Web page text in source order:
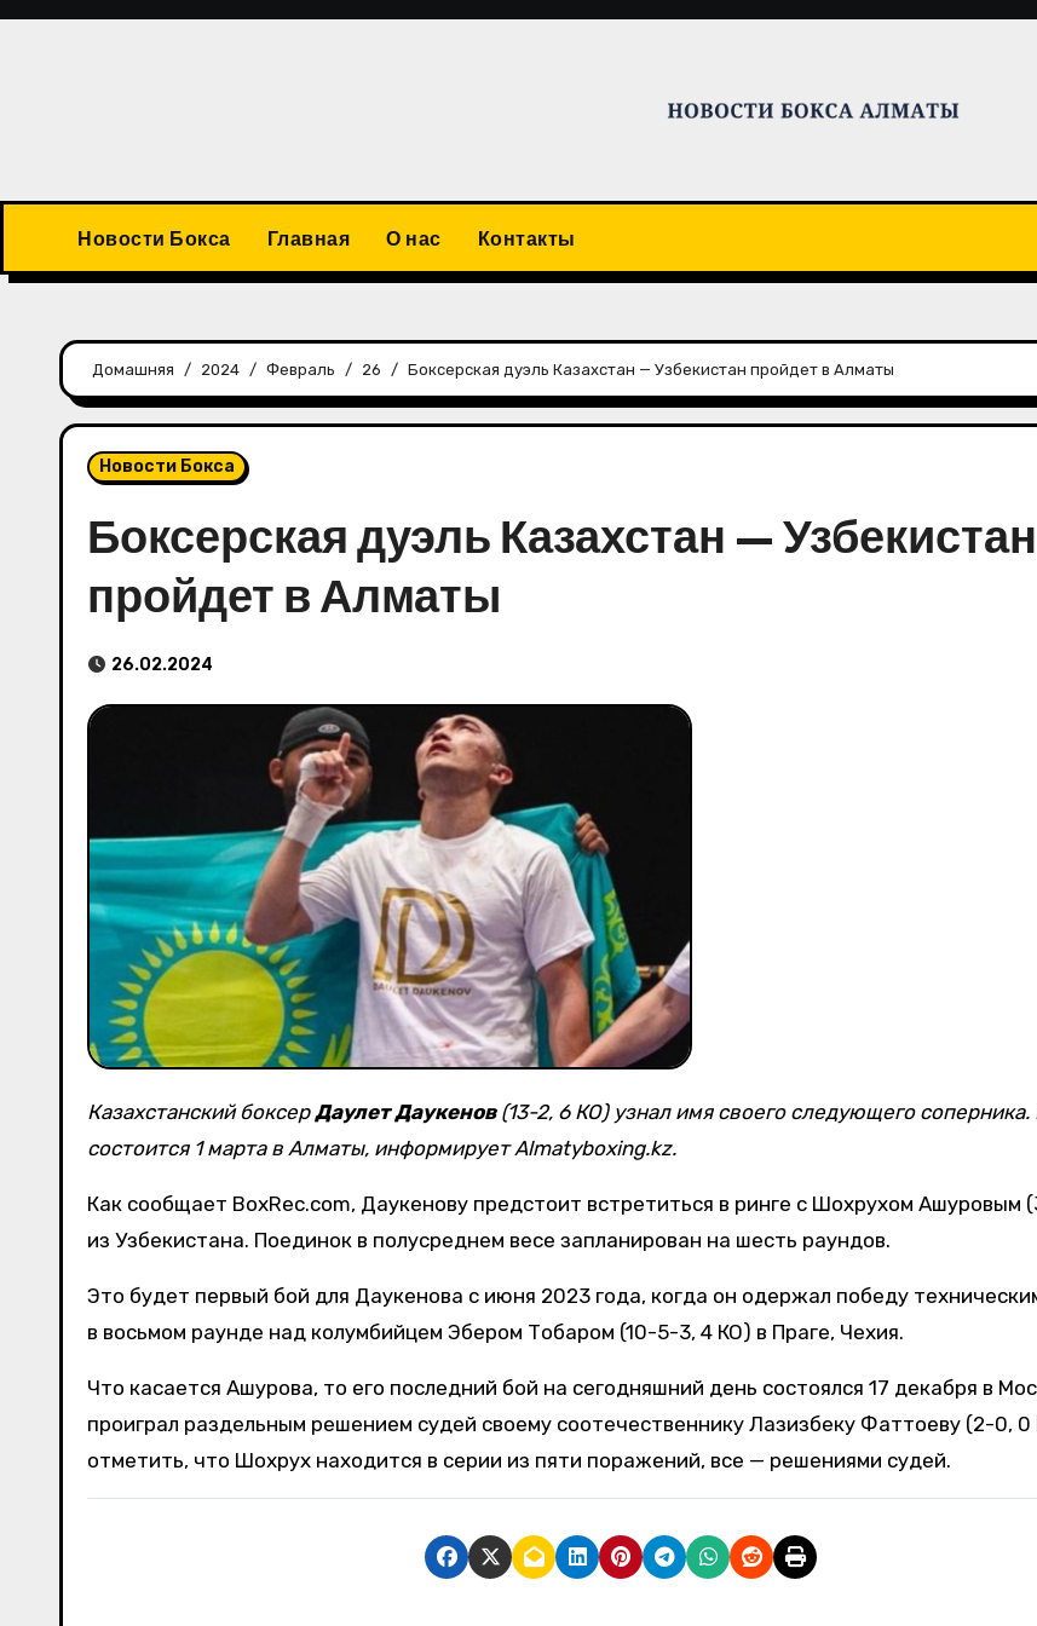
Перейти
Новости Бокса Главная О нас Контакты
Домашняя 2024 Февраль 26 Боксерская дуэль Казахстан — Узбекистан пройдет в Алматы
Новости Бокса
Боксерская дуэль Казахстан — Узбекистан
пройдет в Алматы
26.02.2024
Казахстанский боксерДаулет Даукенов(13-2, 6 КО) узнал имя своего следующего соперника.
состоится 1 марта в Алматы, информирует Almatyboxing.kz.
Как сообщает BoxRec.com, Даукенову предстоит встретиться в ринге с Шохрухом Ашуровым
из Узбекистана. Поединок в полусреднем весе запланирован на шесть раундов.
Это будет первый бой для Даукенова с июня 2023 года, когда он одержал победу
в восьмом раунде над колумбийцем Эбером Тобаром (10-5-3, 4 КО) в Праге, Чехия.
Что касается Ашурова, то его последний бой на сегодняшний день состоялся 17 декабря в
проиграл раздельным решением судей своему соотечественнику Лазизбеку Фаттоеву (2-0,
отметить, что Шохрух находится в серии из пяти поражений, все — решениями судей.